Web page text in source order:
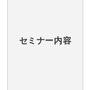
セミナー内容